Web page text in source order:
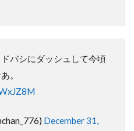
バシにダッシュして今頃
。
December 31,